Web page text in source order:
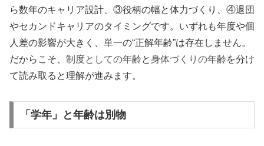
ら数年のキャリア設計、③役柄の幅と体力づくり、④退団
やセカンドキャリアのタイミングです。いずれも年度や個
人差の影響が大きく、単一の“正解年齢”は存在しません。
だからこそ、 制度としての年齢と身体づくりの年齢を分け
て読み取ると理解が進みます。
「学年」と年齢は別物